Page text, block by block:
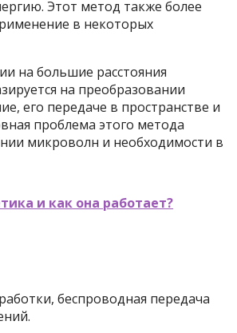
Этот метод также более
в некоторых
на большие расстояния
на преобразовании
его передаче в пространстве и
проблема этого метода
микроволн и необходимости в
и как она работает?
беспроводная передача